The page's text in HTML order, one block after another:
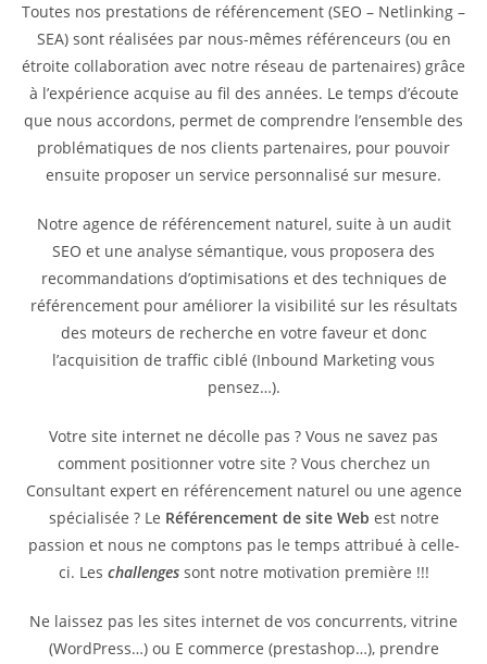
Toutes nos prestations de référencement (SEO – Netlinking –
SEA) sont réalisées par nous-mêmes référenceurs (ou en
étroite collaboration avec notre réseau de partenaires) grâce
à l’expérience acquise au fil des années. Le temps d’écoute
que nous accordons, permet de comprendre l’ensemble des
problématiques de nos clients partenaires, pour pouvoir
ensuite proposer un service personnalisé sur mesure.
Notre agence de référencement naturel, suite à un audit
SEO et une analyse sémantique, vous proposera des
recommandations d’optimisations et des techniques de
référencement pour améliorer la visibilité sur les résultats
des moteurs de recherche en votre faveur et donc
l’acquisition de traffic ciblé (Inbound Marketing vous
pensez…).
Votre site internet ne décolle pas ? Vous ne savez pas
comment positionner votre site ? Vous cherchez un
Consultant expert en référencement naturel ou une agence
spécialisée ? Le Référencement de site Web est notre
passion et nous ne comptons pas le temps attribué à celle-
ci. Les challengessont notre motivation première !!!
Ne laissez pas les sites internet de vos concurrents, vitrine
(WordPress…) ou E commerce (prestashop…), prendre